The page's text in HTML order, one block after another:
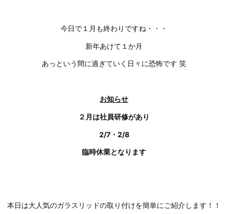
今日で１月も終わりですね・・・
新年あけて１か月
あっという間に過ぎていく日々に恐怖です 笑
お知らせ
２月は社員研修があり
2/7・2/8
臨時休業となります
本日は大人気のガラスリッドの取り付けを簡単にご紹介します！！